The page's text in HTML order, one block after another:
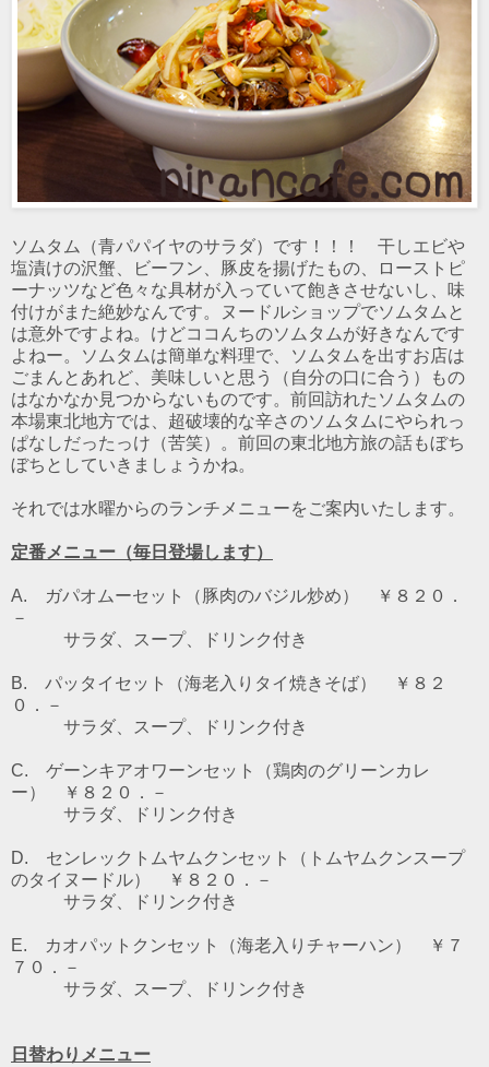
ソムタム（青パパイヤのサラダ）です！！！ 干しエビや
塩漬けの沢蟹、ビーフン、豚皮を揚げたもの、ローストピ
ーナッツなど色々な具材が入っていて飽きさせないし、味
付けがまた絶妙なんです。ヌードルショップでソムタムと
は意外ですよね。けどココんちのソムタムが好きなんです
よねー。ソムタムは簡単な料理で、ソムタムを出すお店は
ごまんとあれど、美味しいと思う（自分の口に合う）もの
はなかなか見つからないものです。前回訪れたソムタムの
本場東北地方では、超破壊的な辛さのソムタムにやられっ
ぱなしだったっけ（苦笑）。前回の東北地方旅の話もぼち
ぼちとしていきましょうかね。
それでは水曜からのランチメニューをご案内いたします。
定番メニュー（毎日登場します）
A. ガパオムーセット（豚肉のバジル炒め） ￥８２０．
－
サラダ、スープ、ドリンク付き
B. パッタイセット（海老入りタイ焼きそば） ￥８２
０．－
サラダ、スープ、ドリンク付き
C. ゲーンキアオワーンセット（鶏肉のグリーンカレ
ー） ￥８２０．－
サラダ、ドリンク付き
D. センレックトムヤムクンセット（トムヤムクンスープ
のタイヌードル） ￥８２０．－
サラダ、ドリンク付き
E. カオパットクンセット（海老入りチャーハン） ￥７
７０．－
サラダ、スープ、ドリンク付き
日替わりメニュー